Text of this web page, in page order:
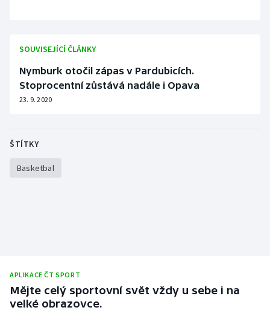
SOUVISEJÍCÍ ČLÁNKY
Nymburk otočil zápas v Pardubicích.
Stoprocentní zůstává nadále i Opava
23. 9. 2020
ŠTÍTKY
Basketbal
APLIKACE ČT SPORT
Mějte celý sportovní svět vždy u sebe i na
velké obrazovce.